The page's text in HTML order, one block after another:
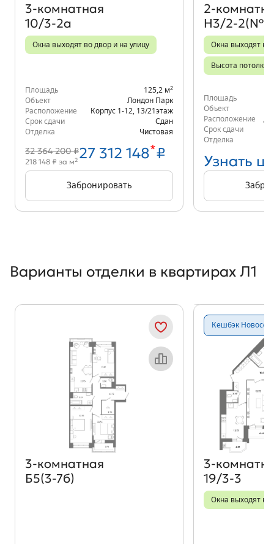
3‑комнатная
10/3-2а
Окна выходят во двор и на улицу
Площадь 125,2 м2
Объект
Лондон Парк
Расположение
Корпус 1-12 13/21 этаж
Срок сдачи
Сдан
Отделка
Чистовая
32 364 200 ₽27 312 148*₽
218 148 ₽ за м2
Забронировать
Н3/2-
Окна выходят на
Высота
Площадь
Объект
Расположение
Срок сдачи
Отделка
Узнать
Варианты отделки в квартирах Л1
Объект месяца
3‑комнатная
Б5(3-7б)
Кешбэк
19/3-3
Окна выходят на